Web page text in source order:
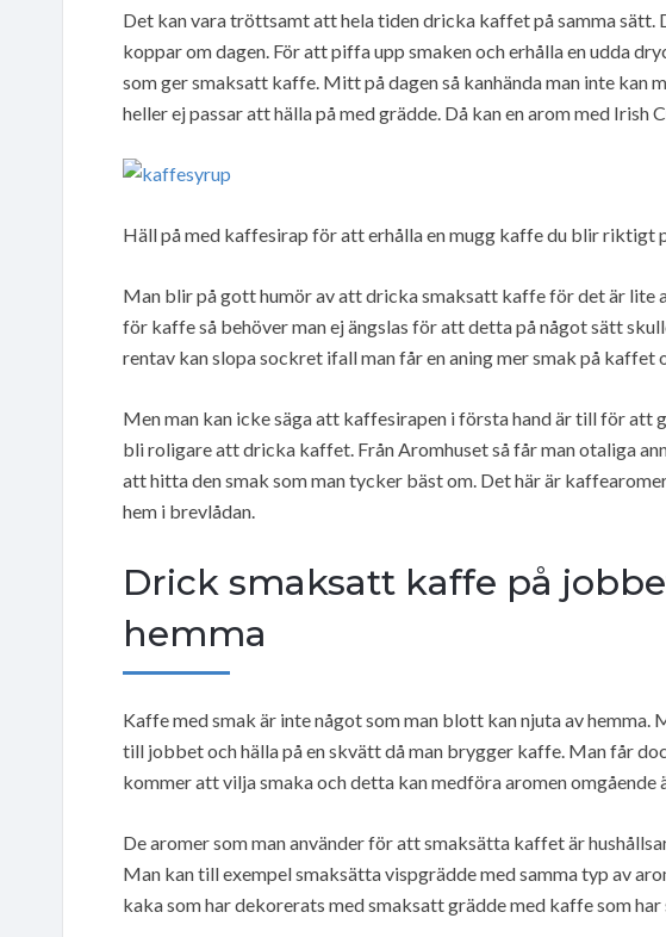
Det kan vara tröttsamt att hela tiden dricka kaffet på samma sätt.
koppar om dagen. För att piffa upp smaken och erhålla en udda
som ger smaksatt kaffe. Mitt på dagen så kanhända man inte kan
heller ej passar att hälla på med grädde. Då kan en arom med Irish
Häll på med kaffesirap för att erhålla en mugg kaffe du blir riktigt
Man blir på gott humör av att dricka smaksatt kaffe för det är lite
för kaffe så behöver man ej ängslas för att detta på något sätt
rentav kan slopa sockret ifall man får en aning mer smak på kaffet
Men man kan icke säga att kaffesirapen i första hand är till för att
bli roligare att dricka kaffet. Från Aromhuset så får man otaliga
att hitta den smak som man tycker bäst om. Det här är
hem i brevlådan.
Drick smaksatt kaffe på
hemma
Kaffe med smak är inte något som man blott kan njuta av hemma.
till jobbet och hälla på en skvätt då man brygger kaffe. Man får
kommer att vilja smaka och detta kan medföra aromen
De aromer som man använder för att smaksätta kaffet är
Man kan till exempel smaksätta vispgrädde med samma typ av
kaka som har dekorerats med smaksatt grädde med kaffe som har